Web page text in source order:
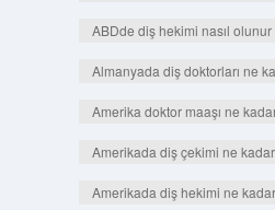
ABDde diş hekimi nasıl olunur
Almanyada diş doktorları ne
Amerika doktor maaşı ne
Amerikada diş çekimi ne kadar
Amerikada diş hekimi ne